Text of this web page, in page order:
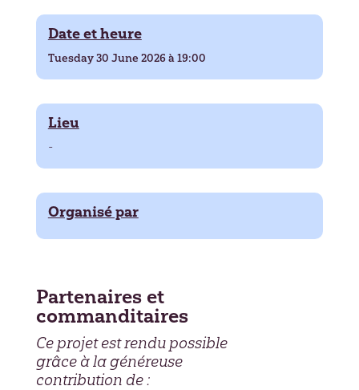
Date et heure
Tuesday 30 June 2026 à 19:00
Lieu
-
Organisé par
Partenaires et
commanditaires
Ce projet est rendu possible
grâce à la généreuse
contribution de :